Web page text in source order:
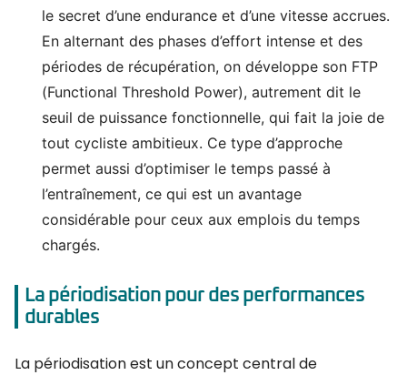
le secret d’une endurance et d’une vitesse accrues.
En alternant des phases d’effort intense et des
périodes de récupération, on développe son FTP
(Functional Threshold Power), autrement dit le
seuil de puissance fonctionnelle, qui fait la joie de
tout cycliste ambitieux. Ce type d’approche
permet aussi d’optimiser le temps passé à
l’entraînement, ce qui est un avantage
considérable pour ceux aux emplois du temps
chargés.
La périodisation pour des performances
durables
La périodisation est un concept central de